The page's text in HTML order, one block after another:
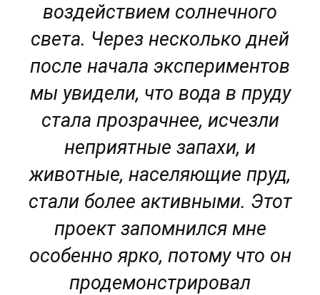
воздействием солнечного
света. Через несколько дней
после начала экспериментов
мы увидели, что вода в пруду
стала прозрачнее, исчезли
неприятные запахи, и
животные, населяющие пруд,
стали более активными. Этот
проект запомнился мне
особенно ярко, потому что он
продемонстрировал